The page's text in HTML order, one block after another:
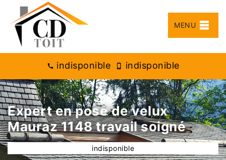
MENU
indisponible indisponible
Expert en pose de velux
Mauraz 1148 travail soigné
indisponible